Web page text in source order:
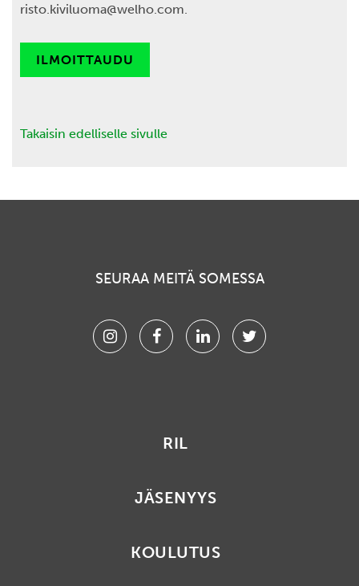
risto.kiviluoma@welho.com.
ILMOITTAUDU
Takaisin edelliselle sivulle
SEURAA MEITÄ SOMESSA
InstagramFacebookLinkedinTwitter
RIL
JÄSENYYS
KOULUTUS